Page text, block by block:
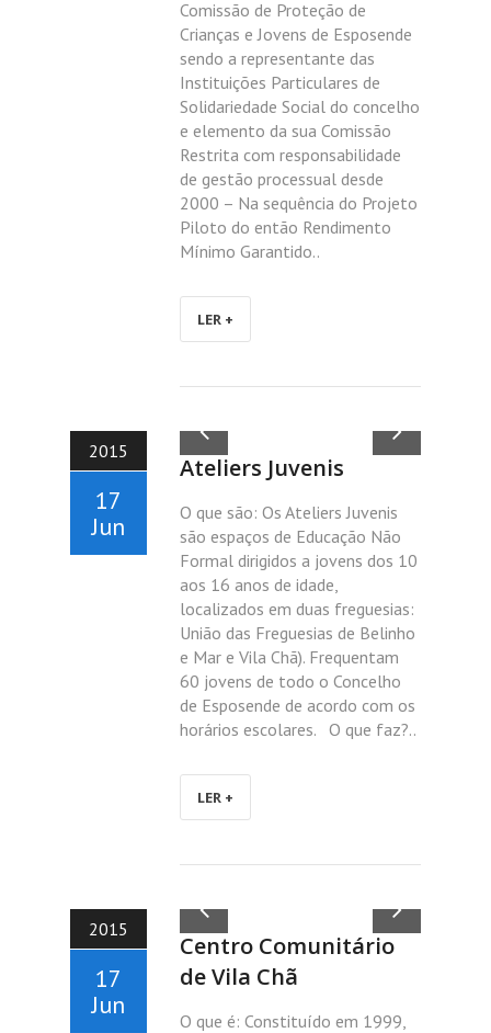
Comissão de Proteção de
Crianças e Jovens de Esposende
sendo a representante das
Instituições Particulares de
Solidariedade Social do concelho
e elemento da sua Comissão
Restrita com responsabilidade
de gestão processual desde
2000 – Na sequência do Projeto
Piloto do então Rendimento
Mínimo Garantido..
LER +
2015
17
Jun
Ateliers Juvenis
O que são: Os Ateliers Juvenis
são espaços de Educação Não
Formal dirigidos a jovens dos 10
aos 16 anos de idade,
localizados em duas freguesias:
União das Freguesias de Belinho
e Mar e Vila Chã). Frequentam
60 jovens de todo o Concelho
de Esposende de acordo com os
horários escolares. O que faz?..
LER +
2015
17
Jun
Centro Comunitário
de Vila Chã
O que é: Constituído em 1999,